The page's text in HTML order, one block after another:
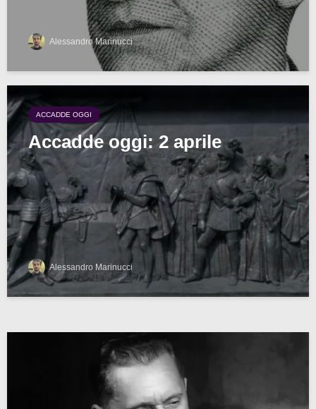
Alessandro Marinucci
ACCADDE OGGI
Accadde oggi: 2 aprile
Alessandro Marinucci